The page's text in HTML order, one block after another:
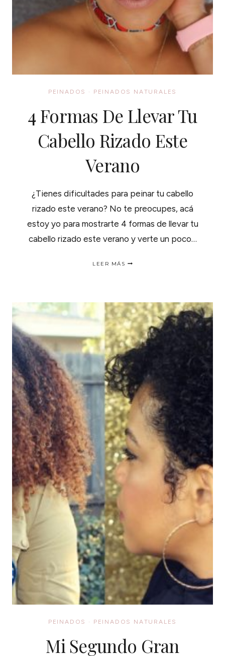
PEINADOS · PEINADOS NATURALES
4 Formas De Llevar Tu
Cabello Rizado Este
Verano
¿Tienes dificultades para peinar tu cabello
rizado este verano? No te preocupes, acá
estoy yo para mostrarte 4 formas de llevar tu
cabello rizado este verano y verte un poco…
LEER MÁS
CABELLO
RIZADO
ESTE
VERANO
PEINADOS · PEINADOS NATURALES
Mi Segundo Gran